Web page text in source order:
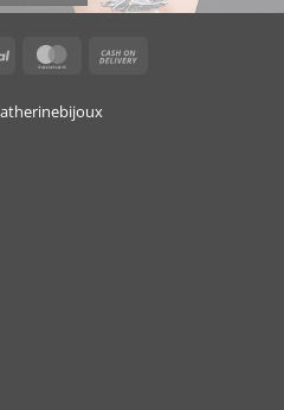
PayPal MasterCard